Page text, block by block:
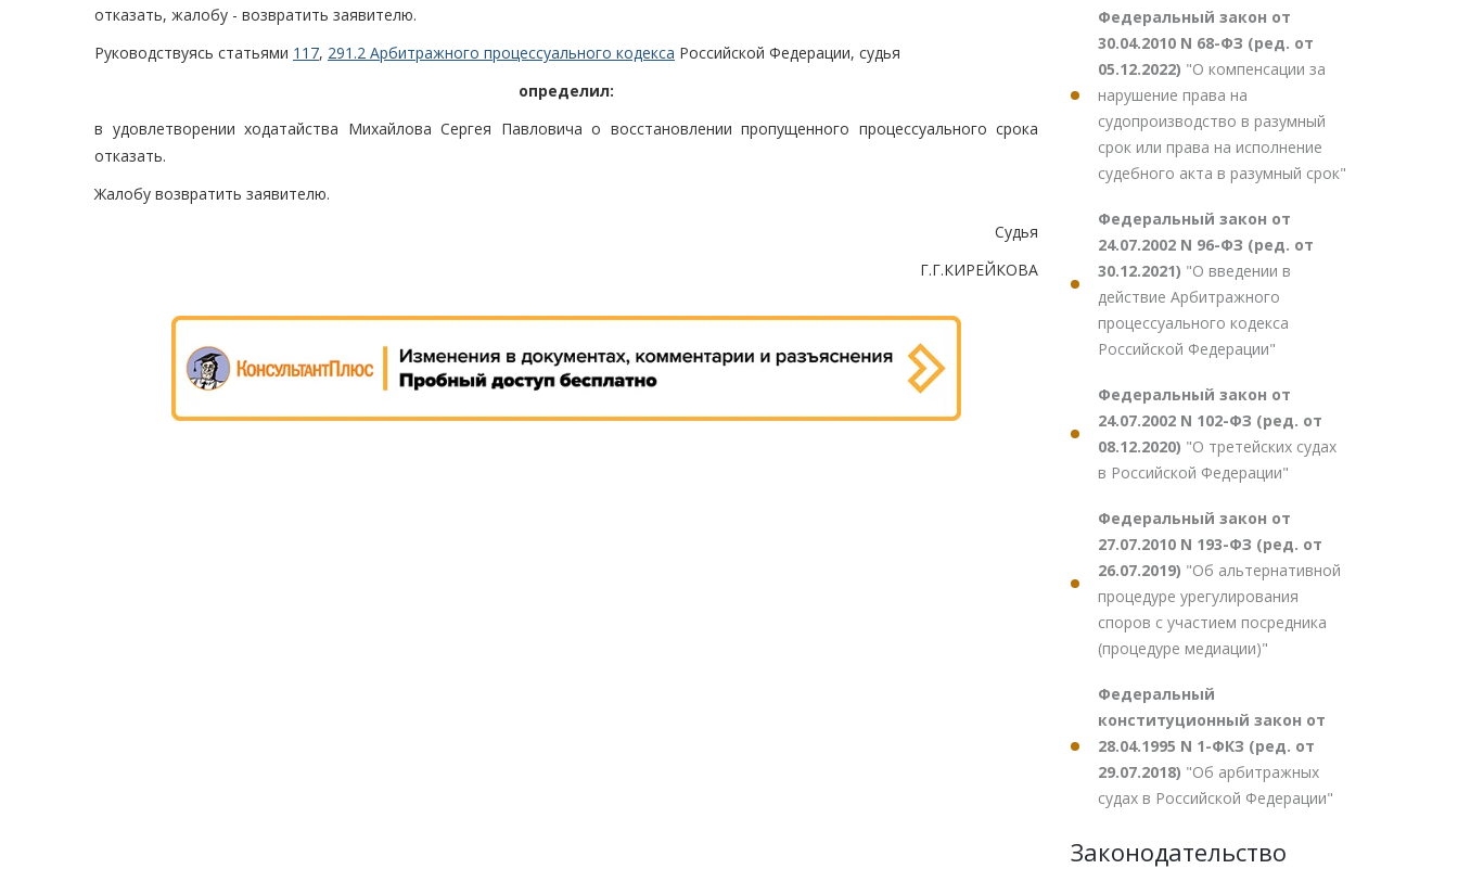
отказать, жалобу - возвратить заявителю.
Руководствуясь статьями 117, 291.2 Арбитражного процессуального кодекса Российской Федерации, судья
определил:
в удовлетворении ходатайства Михайлова Сергея Павловича о восстановлении пропущенного процессуального срока
отказать.
Жалобу возвратить заявителю.
Судья
Г.Г.КИРЕЙКОВА
Федеральный закон от
30.04.2010 N 68-ФЗ (ред. от
05.12.2022) "О компенсации за
нарушение права на
судопроизводство в разумный
срок или права на исполнение
судебного акта в разумный срок"
Федеральный закон от
24.07.2002 N 96-ФЗ (ред. от
30.12.2021) "О введении в
действие Арбитражного
процессуального кодекса
Российской Федерации"
Федеральный закон от
24.07.2002 N 102-ФЗ (ред. от
08.12.2020) "О третейских судах
в Российской Федерации"
Федеральный закон от
27.07.2010 N 193-ФЗ (ред. от
26.07.2019) "Об альтернативной
процедуре урегулирования
споров с участием посредника
(процедуре медиации)"
Федеральный
конституционный закон от
28.04.1995 N 1-ФКЗ (ред. от
29.07.2018) "Об арбитражных
судах в Российской Федерации"
Законодательство